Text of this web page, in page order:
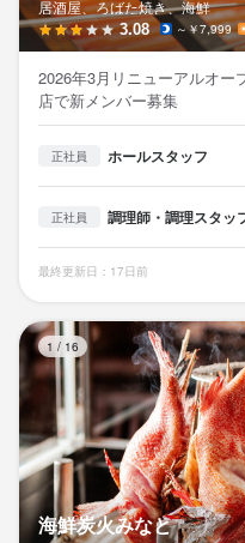
居酒屋、ろばた焼き、海鮮
3.08 ～￥7,999
2026年3月リニューアルオー
店で新メンバー募集
正社員 ホールスタッフ
正社員 調理師・調理スタッ
最終更新日：17日前
1 / 16
海鮮炭火みなと